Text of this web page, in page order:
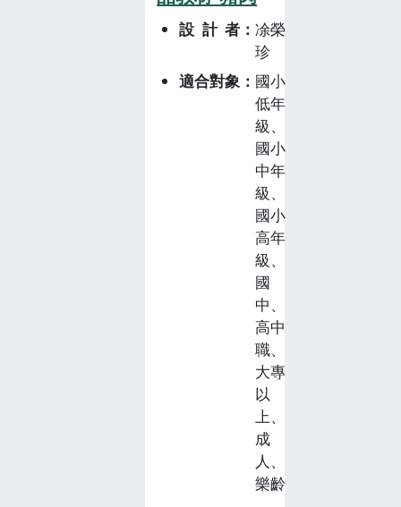
設計者
凃榮
珍
適合對象
國小
低年
級、
國小
中年
級、
國小
高年
級、
國
中、
高中
職、
大專
以
上、
成
人、
樂齡